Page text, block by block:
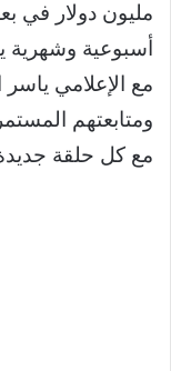
مليون دولار في
مع الإعلامي
ومتابعتهم
مع كل حلقة